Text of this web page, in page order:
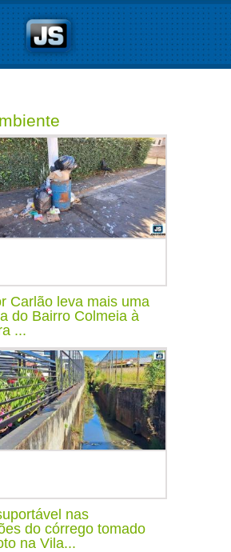
Carlão leva mais uma
do Bairro Colmeia à
...
nas
do córrego tomado
na Vila...